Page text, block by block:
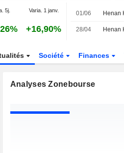
5j. Varia. 1 janv.
+16,90%
01/06
28/04
Société Finances
Analyses Zonebourse